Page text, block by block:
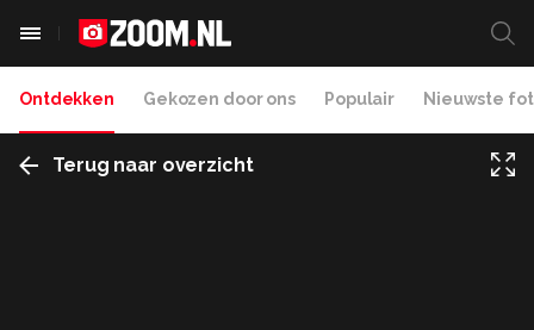
Ontdekken Gekozen door ons Populair Nieuwste
Terug naar overzicht